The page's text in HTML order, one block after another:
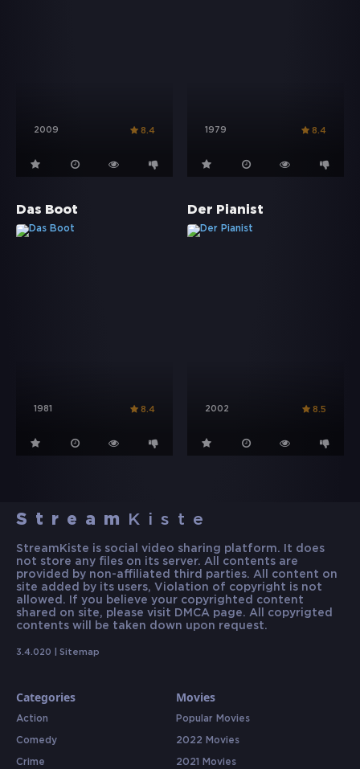
2009 8.4 1979 8.4
Das Boot
1981 8.4
Der Pianist
2002 8.5
Stream Kiste
StreamKiste is social video sharing platform. It does
not store any files on its server. All contents are
provided by non-affiliated third parties. All content on
site added by its users, Violation of copyright is not
allowed. If you believe your copyrighted content
shared on site, please visit DMCA page. All copyrigted
contents will be taken down upon request.
3.4.020 | Sitemap
Categories
Action
Comedy
Crime
Movies
Popular Movies
2022 Movies
2021 Movies